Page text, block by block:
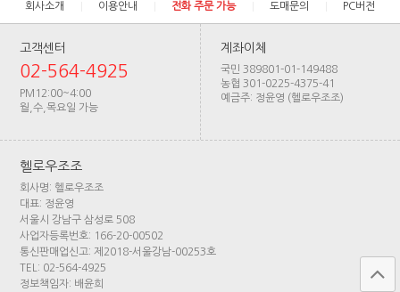
회사소개 이용안내 전화 주문 가능 도매문의 PC버전
고객센터
02-564-4925
PM12:00~4:00
월,수,목요일 가능
계좌이체
국민 389801-01-149488
농협 301-0225-4375-41
예금주: 정윤영 (헬로우조조)
헬로우조조
회사명: 헬로우조조
대표: 정윤영
서울시 강남구 삼성로 508
사업자등록번호: 166-20-00502
통신판매업신고: 제2018-서울강남-00253호
TEL: 02-564-4925
정보책임자: 배윤희